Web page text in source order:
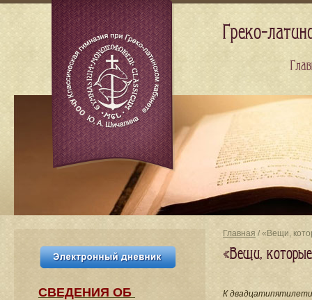
Главная / «Вещи,
«Вещи,
К
СВЕДЕНИЯ​ ОБ
Греко-